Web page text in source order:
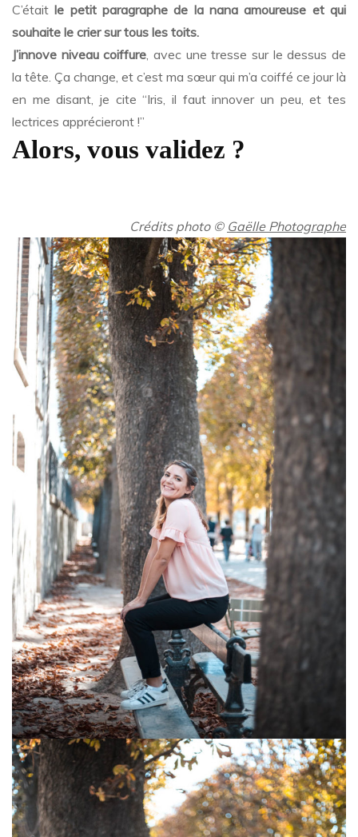
C’étaitle petit paragraphe de la nana amoureuse et qui
souhaite le crier sur tous les toits.
J’innove niveau coiffure, avec une tresse sur le dessus de
la tête. Ça change, et c’est ma sœur qui m’a coiffé ce jour là
en me disant, je cite “Iris, il faut innover un peu, et tes
lectrices apprécieront !”
Alors, vous validez ?
Crédits photo © Gaëlle Photographe